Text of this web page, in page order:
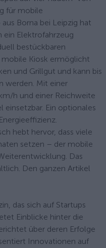
für mobile
Borna bei Leipzig hat
ein Elektrofahrzeug
bestückbaren
Kiosk ermöglicht
und Grillgut und kann bis
werden. Mit einer
h und einer Reichweite
Ein optionales
hebt hervor, dass viele
setzen – der mobile
Das
Den ganzen Artikel
das sich auf Startups
Einblicke hinter die
über deren Erfolge
Innovationen auf